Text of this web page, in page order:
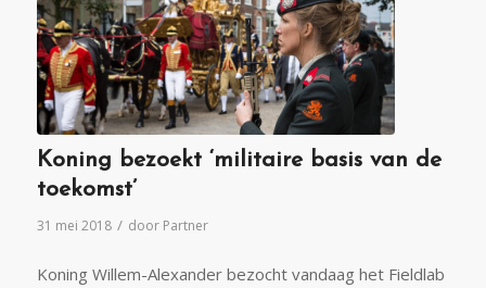
Koning bezoekt ‘militaire basis van de
toekomst’
31 mei 2018 / door Partner
Koning Willem-Alexander bezocht vandaag het Fieldlab